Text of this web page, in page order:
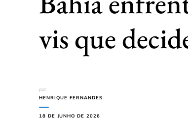
vis que
por
HENRIQUE FERNANDES
18 DE JUNHO DE 2026